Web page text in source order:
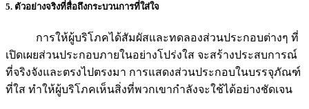
5. ตัวอย่างจริงที่สื่อถึงกระบวนการที่ใส่ใจ
การให้ผู้บริโภคได้สัมผัสและทดลองส่วนประกอบต่างๆ ที่
เปิดเผยส่วนประกอบภายในอย่างโปร่งใส จะสร้างประสบการณ์
ที่จริงจังและตรงไปตรงมา การแสดงส่วนประกอบในบรรจุภัณฑ์
ที่ใส ทำให้ผู้บริโภคเห็นสิ่งที่พวกเขากำลังจะใช้ได้อย่างชัดเจน